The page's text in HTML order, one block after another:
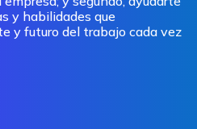
y habilidades que
y futuro del trabajo cada vez